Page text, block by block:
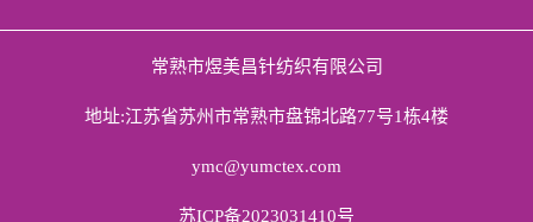
常熟市煜美昌针纺织有限公司
地址:江苏省苏州市常熟市盘锦北路77号1栋4楼
ymc@yumctex.com
苏ICP备2023031410号